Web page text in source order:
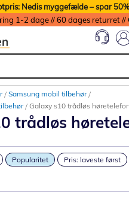
Nedis myggefælde – spar
Samsung mobil tilbehør
Galaxy s10 trådløs
trådløs
Popularitet
Pris: laveste først